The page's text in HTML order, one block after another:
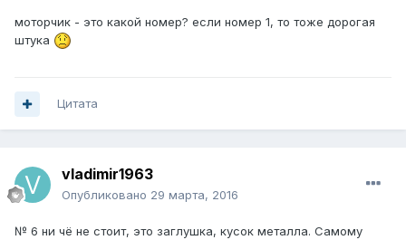
моторчик - это какой номер? если номер 1, то тоже дорогая
штука
Цитата
vladimir1963
Опубликовано 29 марта, 2016
№ 6 ни чё не стоит, это заглушка, кусок металла. Самому